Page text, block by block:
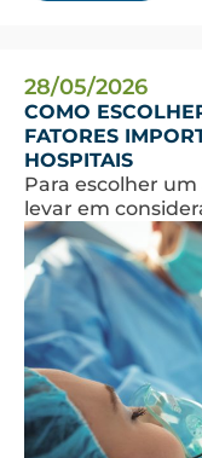
28/05/2026
COMO
FATORES
HOSPITAIS
Para escolher
levar em